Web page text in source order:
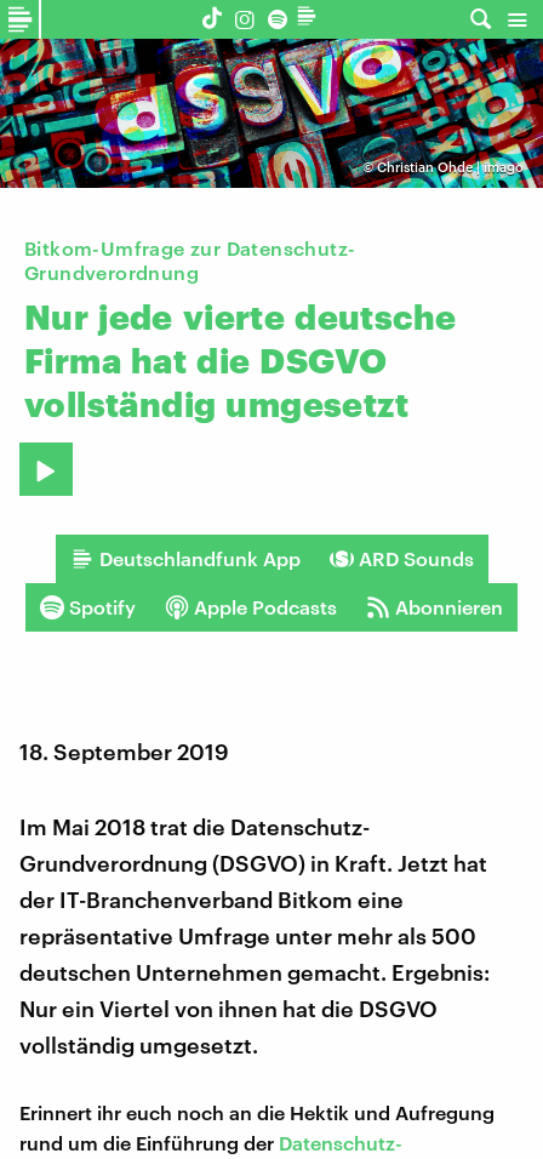
©Christian Ohde | imago
Bitkom-Umfrage zur Datenschutz-
Grundverordnung
Nur jede vierte deutsche
Firma hat die DSGVO
vollständig umgesetzt
Deutschlandfunk App ARD Sounds
Spotify Apple Podcasts Abonnieren
18. September 2019
Im Mai 2018 trat die Datenschutz-
Grundverordnung (DSGVO) in Kraft. Jetzt hat
der IT-Branchenverband Bitkom eine
repräsentative Umfrage unter mehr als 500
deutschen Unternehmen gemacht. Ergebnis:
Nur ein Viertel von ihnen hat die DSGVO
vollständig umgesetzt.
Erinnert ihr euch noch an die Hektik und Aufregung
rund um die Einführung der Datenschutz-